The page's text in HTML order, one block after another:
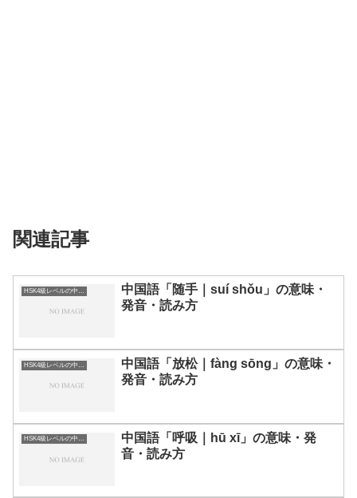
関連記事
中国語「随手｜suí shǒu」の意味・
発音・読み方
中国語「放松｜fàng sōng」の意味・
発音・読み方
HSK4級レベルの中国語
中国語「呼吸｜hū xī」の意味・発
音・読み方